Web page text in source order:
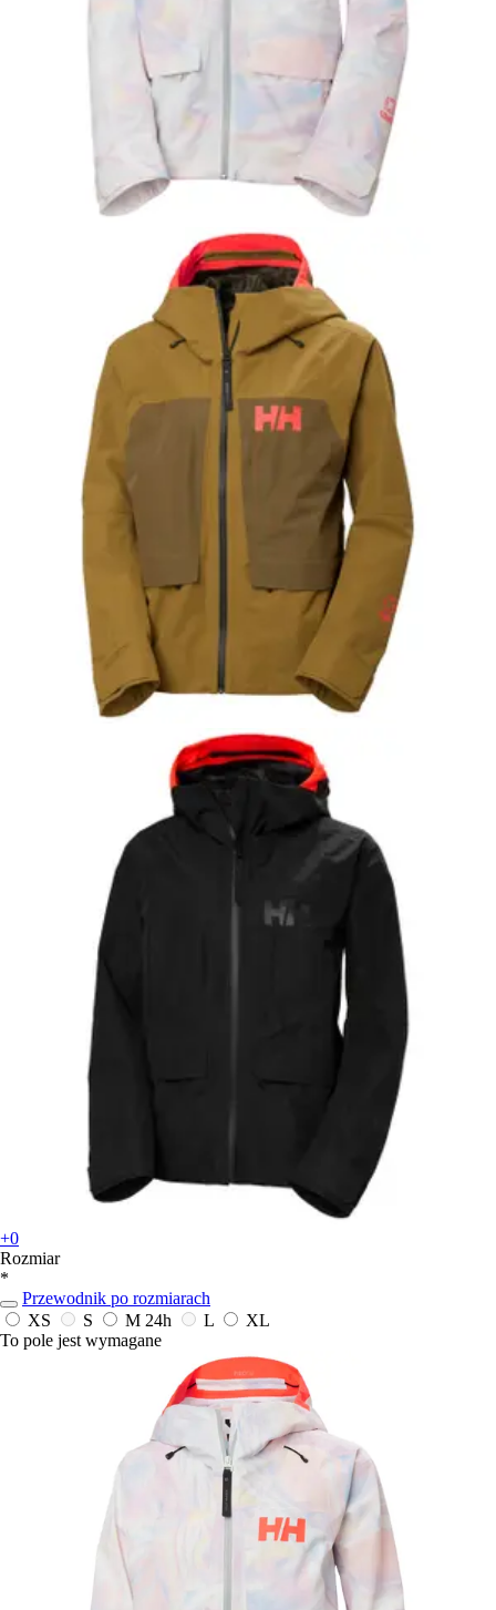
+0
Rozmiar
*
Przewodnik po rozmiarach
XS
S M 24h L
XL
To pole jest wymagane